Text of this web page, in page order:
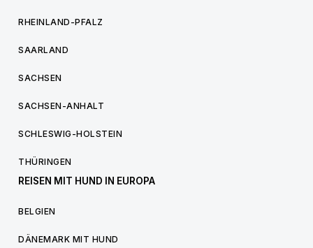
RHEINLAND-PFALZ
SAARLAND
SACHSEN
SACHSEN-ANHALT
SCHLESWIG-HOLSTEIN
THÜRINGEN
REISEN MIT HUND IN EUROPA
BELGIEN
DÄNEMARK MIT HUND